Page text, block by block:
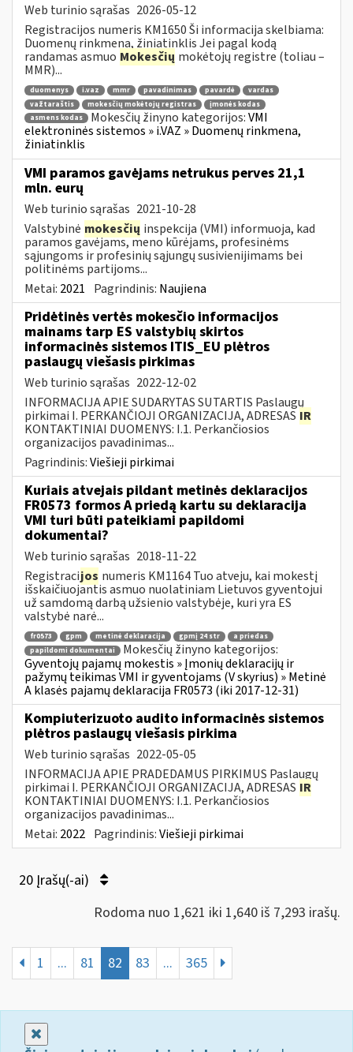
Web turinio sąrašas 2026-05-12
Registracijos numeris KM1650 Ši informacija skelbiama:
Duomenų rinkmena, žiniatinklis Jei pagal kodą
randamas asmuo Mokesčių mokėtojų registre (toliau –
MMR)...
duomenys i.vaz mmr pavadinimas pavardė
vardas
važtaraštis
mokesčių mokėtojų registras
įmonės kodas
asmens kodas
Mokesčių žinyno kategorijos:VMI
elektroninės sistemos » i.VAZ » Duomenų rinkmena,
žiniatinklis
VMI paramos gavėjams netrukus perves 21,1
mln. eurų
Web turinio sąrašas 2021-10-28
Valstybinė mokesčių inspekcija (VMI) informuoja, kad
paramos gavėjams, meno kūrėjams, profesinėms
sąjungoms ir profesinių sąjungų susivienijimams bei
politinėms partijoms...
Metai: 2021 Pagrindinis: Naujiena
Pridėtinės vertės mokesčio informacijos
mainams tarp ES valstybių skirtos
informacinės sistemos ITIS_EU plėtros
paslaugų viešasis pirkimas
Web turinio sąrašas 2022-12-02
INFORMACIJA APIE SUDARYTAS SUTARTIS Paslaugų
pirkimai I. PERKANČIOJI ORGANIZACIJA, ADRESAS IR
KONTAKTINIAI DUOMENYS: I.1. Perkančiosios
organizacijos pavadinimas...
Pagrindinis:Viešieji pirkimai
Kuriais atvejais pildant metinės deklaracijos
FR0573 formos A priedą kartu su deklaracija
VMI turi būti pateikiami papildomi
dokumentai?
Web turinio sąrašas 2018-11-22
Registracijos numeris KM1164 Tuo atveju, kai mokestį
išskaičiuojantis asmuo nuolatiniam Lietuvos gyventojui
už samdomą darbą užsienio valstybėje, kuri yra ES
valstybė narė...
fr0573 gpm metinė deklaracija gpmį 24 str
a priedas
papildomi dokumentai
Mokesčių žinyno kategorijos:
Gyventojų pajamų mokestis » Įmonių deklaracijų ir
pažymų teikimas VMI ir gyventojams (V skyrius) » Metinė
A klasės pajamų deklaracija FR0573 (iki 2017-12-31)
Kompiuterizuoto audito informacinės sistemos
plėtros paslaugų viešasis pirkima
Web turinio sąrašas 2022-05-05
INFORMACIJA APIE PRADEDAMUS PIRKIMUS Paslaugų
pirkimai I. PERKANČIOJI ORGANIZACIJA, ADRESAS IR
KONTAKTINIAI DUOMENYS: I.1. Perkančiosios
organizacijos pavadinimas...
Metai: 2022 Pagrindinis:Viešieji pirkimai
20 Įrašų(-ai)
Rodoma nuo 1,621 iki 1,640 iš 7,293 irašų.
1 ... 81 82 83 ... 365